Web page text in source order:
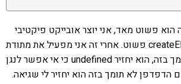
פשוט מאד, אני יוצר אובייקט פיקטיבי
של וידאו עם createElement פשוט. אחרי זה אני מפעיל את מתודת
play. אם הדפדפן תומך בזה, הוא יחזיר undefined כי אי אפשר לנגן
הדפדפן לא תומך בזה הוא יחזיר לי שגיאה.